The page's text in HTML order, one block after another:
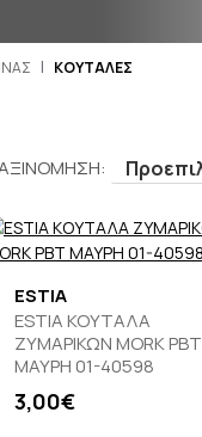
ΚΟΥΤΑΛΕΣ
ESTIA
ESTIA ΚΟΥΤΑΛΑ
ΖΥΜΑΡΙΚΩΝ MORK PBT
ΜΑΥΡΗ 01-40598
3,00€